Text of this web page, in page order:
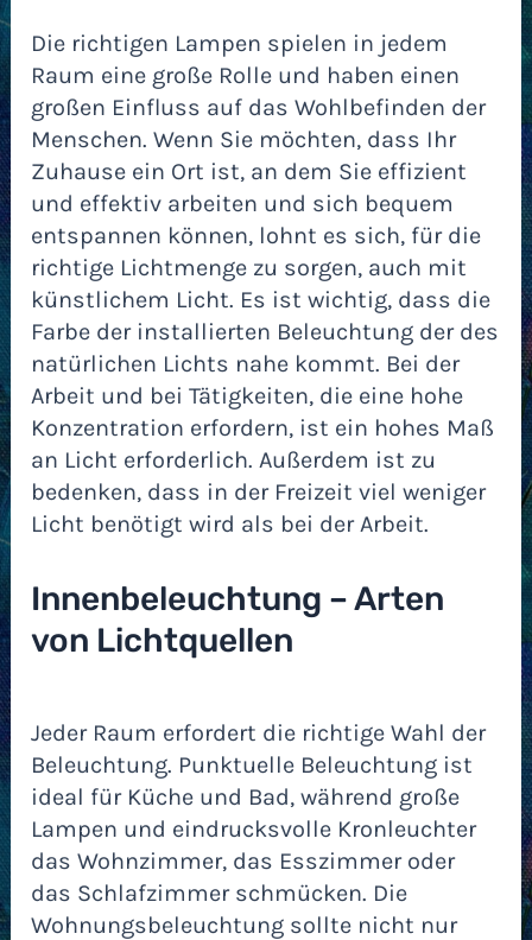
Die richtigen Lampen spielen in jedem
Raum eine große Rolle und haben einen
großen Einfluss auf das Wohlbefinden der
Menschen. Wenn Sie möchten, dass Ihr
Zuhause ein Ort ist, an dem Sie effizient
und effektiv arbeiten und sich bequem
entspannen können, lohnt es sich, für die
richtige Lichtmenge zu sorgen, auch mit
künstlichem Licht. Es ist wichtig, dass die
Farbe der installierten Beleuchtung der des
natürlichen Lichts nahe kommt. Bei der
Arbeit und bei Tätigkeiten, die eine hohe
Konzentration erfordern, ist ein hohes Maß
an Licht erforderlich. Außerdem ist zu
bedenken, dass in der Freizeit viel weniger
Licht benötigt wird als bei der Arbeit.
Innenbeleuchtung – Arten
von Lichtquellen
Jeder Raum erfordert die richtige Wahl der
Beleuchtung. Punktuelle Beleuchtung ist
ideal für Küche und Bad, während große
Lampen und eindrucksvolle Kronleuchter
das Wohnzimmer, das Esszimmer oder
das Schlafzimmer schmücken. Die
Wohnungsbeleuchtung sollte nicht nur